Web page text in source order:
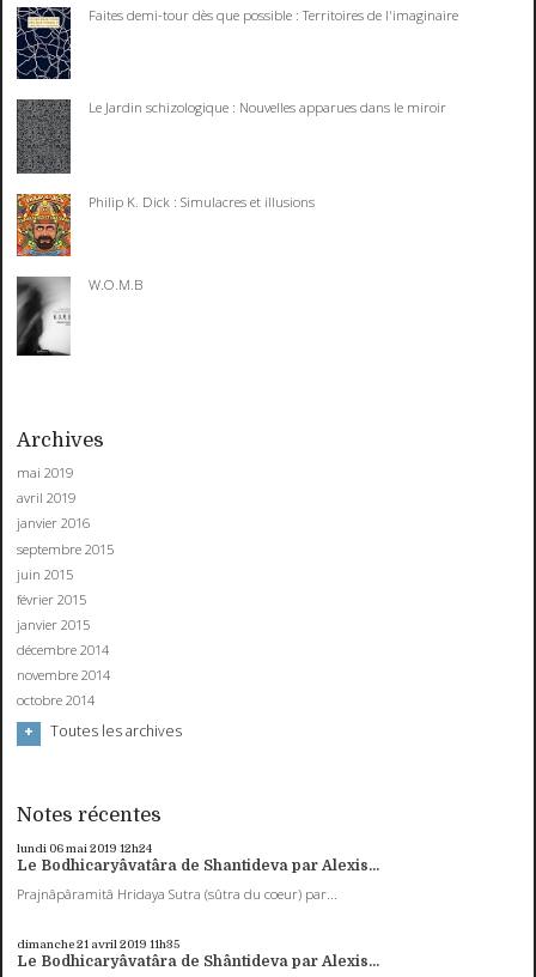
Faites demi-tour dès que possible : Territoires de l'imaginaire
Le Jardin schizologique : Nouvelles apparues dans le miroir
Philip K. Dick : Simulacres et illusions
W.O.M.B
Archives
mai 2019
avril 2019
janvier 2016
septembre 2015
juin 2015
février 2015
janvier 2015
décembre 2014
novembre 2014
octobre 2014
Toutes les archives
Notes récentes
lundi 06mai 2019 12h24
Le Bodhicaryâvatâra de Shantideva par Alexis...
Prajnâpâramitâ Hridaya Sutra (sûtra du coeur) par...
dimanche 21 avril 2019 11h35
Le Bodhicaryâvatâra de Shântideva par Alexis...